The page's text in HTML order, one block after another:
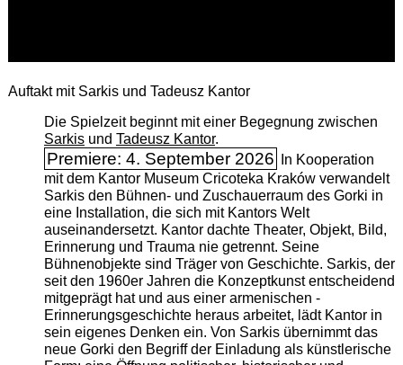
Auftakt mit Sarkis und Tadeusz Kantor
Die Spielzeit beginnt mit einer Begegnung zwischen
Sarkisund Tadeusz Kantor.
Premiere: 4. September 2026
In Kooperation
mit dem Kantor Museum Cricoteka Kraków verwandelt
Sarkis den Bühnen- und Zuschauerraum des Gorki in
eine Installation, die sich mit Kantors Welt
auseinandersetzt. Kantor dachte Theater, Objekt, Bild,
Erinnerung und Trauma nie getrennt. Seine
Bühnenobjekte sind Träger von Geschichte. Sarkis, der
seit den 1960er Jahren die Konzeptkunst entscheidend
mitgeprägt hat und aus einer armenischen ­
Erinnerungsgeschichte heraus arbeitet, lädt Kantor in
sein eigenes Denken ein. Von Sarkis übernimmt das
neue Gorki den Begriff der Einladung als künstlerische